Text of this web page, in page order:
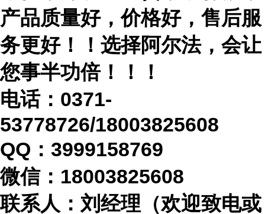
产品质量好，价格好，售后服
务更好！！选择阿尔法，会让
您事半功倍！！！
电话： 0371-
53778726/18003825608
QQ：3999158769
微信： 18003825608
联系人：刘经理（欢迎致电或